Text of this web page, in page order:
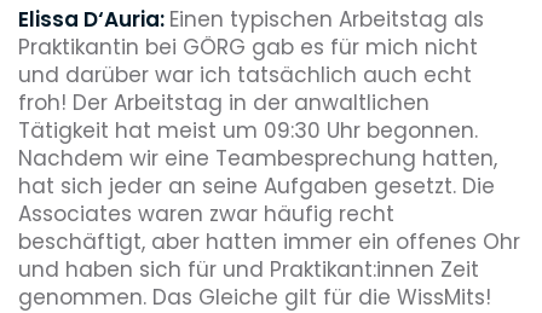
Elissa D‘Auria: Einen typischen Arbeitstag als
Praktikantin bei GÖRG gab es für mich nicht
und darüber war ich tatsächlich auch echt
froh! Der Arbeitstag in der anwaltlichen
Tätigkeit hat meist um 09:30 Uhr begonnen.
Nachdem wir eine Teambesprechung hatten,
hat sich jeder an seine Aufgaben gesetzt. Die
Associates waren zwar häufig recht
beschäftigt, aber hatten immer ein offenes Ohr
und haben sich für und Praktikant:innen Zeit
genommen. Das Gleiche gilt für die WissMits!